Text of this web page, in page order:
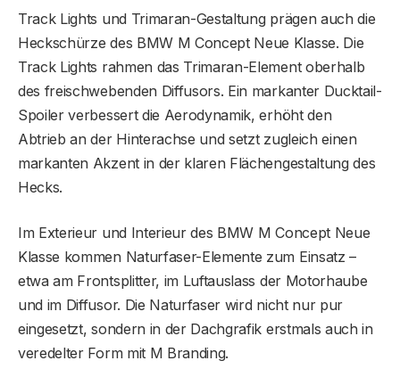
Track Lights und Trimaran-Gestaltung prägen auch die
Heckschürze des BMW M Concept Neue Klasse. Die
Track Lights rahmen das Trimaran-Element oberhalb
des freischwebenden Diffusors. Ein markanter Ducktail-
Spoiler verbessert die Aerodynamik, erhöht den
Abtrieb an der Hinterachse und setzt zugleich einen
markanten Akzent in der klaren Flächengestaltung des
Hecks.
Im Exterieur und Interieur des BMW M Concept Neue
Klasse kommen Naturfaser-Elemente zum Einsatz –
etwa am Frontsplitter, im Luftauslass der Motorhaube
und im Diffusor. Die Naturfaser wird nicht nur pur
eingesetzt, sondern in der Dachgrafik erstmals auch in
veredelter Form mit M Branding.